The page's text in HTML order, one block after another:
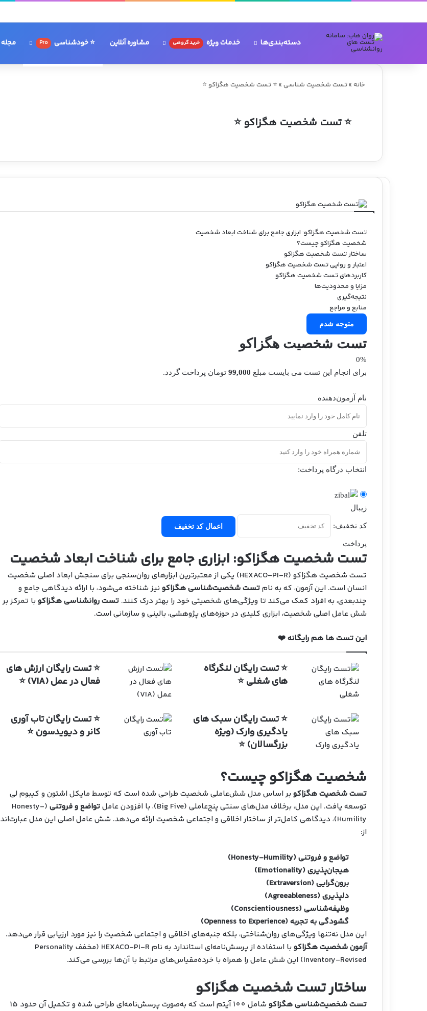
دسته‌بندی‌ها خدمات ویژه خرید گروهی مشاوره آنلاین ⭐ خودشناسی Pro مجله
خانه »تست شخصیت شناسی » ⭐ تست شخصیت هگزاکو ⭐
⭐ تست شخصیت هگزاکو ⭐
ی
ک
س
ی
ن
ک
د
ا
ی
ن
ا
ت
س
آ
پ
ل
گ
ر
ا
م
تست شخصیت هگزاکو: ابزاری جامع برای شناخت ابعاد شخصیت
شخصیت هگزاکو چیست؟
ساختار تست شخصیت هگزاکو
اعتبار و روایی تست شخصیت هگزاکو
کاربردهای تست شخصیت هگزاکو
مزایا و محدودیت‌ها
نتیجه‌گیری
منابع و مراجع
متوجه شدم
تست شخصیت هگزاکو
0%
برای انجام این تست می بایست مبلغ 99,000 تومان پرداخت گردد.
نام آزمون‌دهنده
تلفن
انتخاب درگاه پرداخت:
زیبال
کد تخفیف: اعمال کد تخفیف
پرداخت
تست شخصیت هگزاکو: ابزاری جامع برای شناخت ابعاد شخصیت
تست شخصیت هگزاکو (HEXACO-PI-R) یکی از معتبرترین ابزارهای روان‌سنجی برای سنجش ابعاد اصلی شخصیت
انسان است. این آزمون، که به نامتست شخصیت‌شناسی هگزاکونیز شناخته می‌شود، با ارائه دیدگاهی جامع و
چندبعدی، به افراد کمک می‌کند تا ویژگی‌های شخصیتی خود را بهتر درک کنند. تست روانشناسی هگزاکوبا تمرکز بر
شش عامل اصلی شخصیت، ابزاری کلیدی در حوزه‌های پژوهشی، بالینی و سازمانی است.
این تست ها هم رایگانه ❤️
⭐ تست رایگان لنگرگاه
های شغلی ⭐
⭐ تست رایگان ارزش های
فعال در عمل (VIA) ⭐
⭐ تست رایگان سبک های
یادگیری وارک (ویژه
بزرگسالان) ⭐
⭐ تست رایگان تاب آوری
کانر و دیویدسون ⭐
شخصیت هگزاکو چیست؟
تست شخصیت هگزاکوبر اساس مدل شش‌عاملی شخصیت طراحی شده است که توسط مایکل اشتون و کیبوم لی
توسعه یافت. این مدل، برخلاف مدل‌های سنتیپنج‌عاملی (Big Five) ، با افزودن عاملتواضع و فروتنی (Honesty-
Humility)، دیدگاهی کامل‌تر از ساختار اخلاقی و اجتماعی شخصیت ارائه می‌دهد. شش عامل اصلی این مدل عبارت‌اند
از:
تواضع و فروتنی (Honesty-Humility)
هیجان‌پذیری (Emotionality)
برون‌گرایی (Extraversion)
دلپذیری (Agreeableness)
وظیفه‌شناسی (Conscientiousness)
گشودگی به تجربه (Openness to Experience)
این مدل نه‌تنها ویژگی‌های روان‌شناختی، بلکه جنبه‌های اخلاقی و اجتماعی شخصیت را نیز مورد ارزیابی قرار می‌دهد.
آزمون شخصیت هگزاکو
با استفاده از پرسش‌نامه‌ای استاندارد به نام HEXACO-PI-R (مخفف Personality
Inventory-Revised) این شش عامل را همراه با خرده‌مقیاس‌های مرتبط با آن‌ها بررسی می‌کند.
ساختار تست شخصیت هگزاکو
تست شخصیت‌شناسی هگزاکو
شامل 100 آیتم است که به‌صورت پرسش‌نامه‌ای طراحی شده و تکمیل آن حدود 15